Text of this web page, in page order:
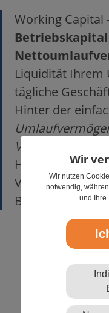
Wir
Wir nutzen
notwendig,
und Ihre
Working Capital
Betriebskapital
Liquidität Ihrem
tägliche
Hinter der
Verbindlichkeiten
Hebel für
Banken und
Was genau ist
Working Capital
Häufige Fragen